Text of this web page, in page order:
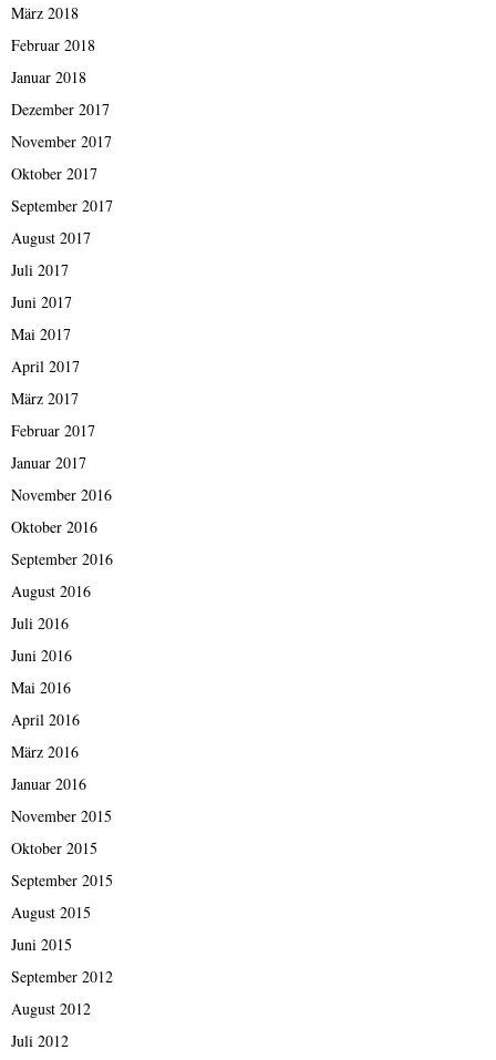
März 2018
Februar 2018
Januar 2018
Dezember 2017
November 2017
Oktober 2017
September 2017
August 2017
Juli 2017
Juni 2017
Mai 2017
April 2017
März 2017
Februar 2017
Januar 2017
November 2016
Oktober 2016
September 2016
August 2016
Juli 2016
Juni 2016
Mai 2016
April 2016
März 2016
Januar 2016
November 2015
Oktober 2015
September 2015
August 2015
Juni 2015
September 2012
August 2012
Juli 2012